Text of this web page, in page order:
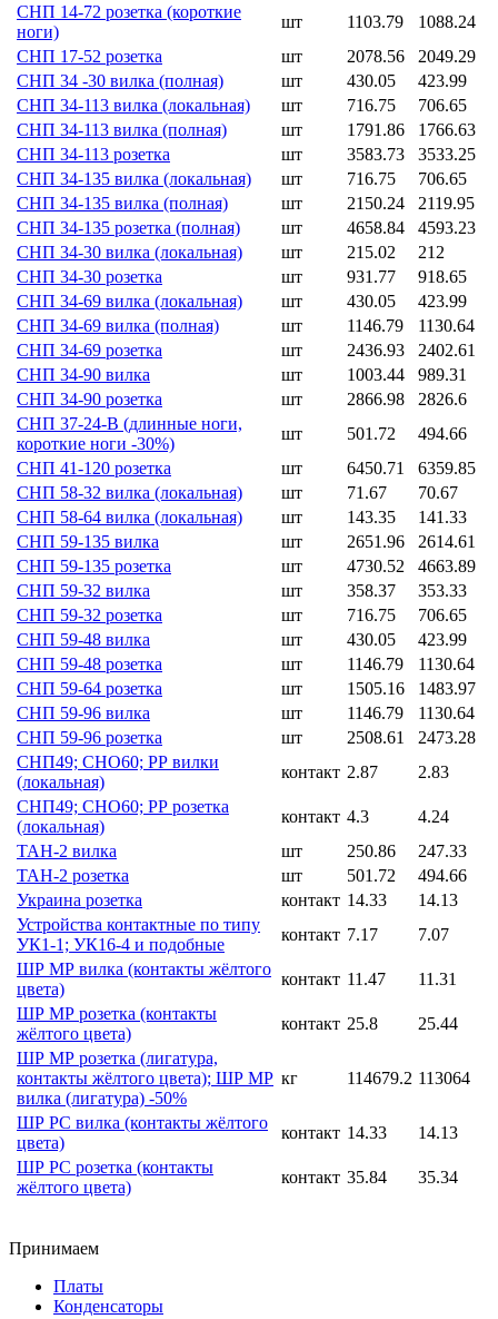
СНП 14-72 розетка (короткие
ноги)
шт 1103.79
1088.24
СНП 17-52 розетка
шт 2078.56
2049.29
СНП 34 -30 вилка (полная)
шт 430.05
423.99
СНП 34-113 вилка (локальная)
шт 716.75
706.65
СНП 34-113 вилка (полная)
шт 1791.86
1766.63
СНП 34-113 розетка
шт 3583.73
3533.25
СНП 34-135 вилка (локальная)
шт 716.75
706.65
СНП 34-135 вилка (полная)
шт 2150.24
2119.95
СНП 34-135 розетка (полная)
шт 4658.84
4593.23
СНП 34-30 вилка (локальная)
шт 215.02
212
СНП 34-30 розетка
шт 931.77
918.65
СНП 34-69 вилка (локальная)
шт 430.05
423.99
СНП 34-69 вилка (полная)
шт 1146.79
1130.64
СНП 34-69 розетка
шт 2436.93
2402.61
СНП 34-90 вилка
шт 1003.44
989.31
СНП 34-90 розетка
шт 2866.98
2826.6
СНП 37-24-В (длинные ноги,
короткие ноги -30%)
шт 501.72
494.66
СНП 41-120 розетка
шт 6450.71
6359.85
СНП 58-32 вилка (локальная)
шт 71.67
70.67
СНП 58-64 вилка (локальная)
шт 143.35
141.33
СНП 59-135 вилка
шт 2651.96
2614.61
СНП 59-135 розетка
шт 4730.52
4663.89
СНП 59-32 вилка
шт 358.37
353.33
СНП 59-32 розетка
шт 716.75
706.65
СНП 59-48 вилка
шт 430.05
423.99
СНП 59-48 розетка
шт 1146.79
1130.64
СНП 59-64 розетка
шт 1505.16
1483.97
СНП 59-96 вилка
шт 1146.79
1130.64
СНП 59-96 розетка
шт 2508.61
2473.28
СНП49; СНО60; РР вилки
(локальная)
контакт 2.87
2.83
СНП49; СНО60; РР розетка
(локальная)
контакт 4.3
4.24
ТАН-2 вилка
шт 250.86
247.33
ТАН-2 розетка
шт 501.72
494.66
Украина розетка
контакт 14.33
14.13
Устройства контактные по типу
УК1-1; УК16-4 и подобные
контакт 7.17
7.07
ШР МР вилка (контакты жёлтого
цвета)
контакт 11.47
11.31
ШР МР розетка (контакты
жёлтого цвета)
контакт 25.8
25.44
ШР МР розетка (лигатура,
контакты жёлтого цвета); ШР МР
вилка (лигатура) -50%
кг 114679.2 113064
ШР РС вилка (контакты жёлтого
цвета)
контакт 14.33
14.13
ШР РС розетка (контакты
жёлтого цвета)
контакт 35.84 35.34
Принимаем
Платы
Конденсаторы